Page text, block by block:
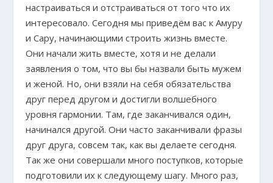
настраиваться и отстраиваться от того что их
интересовало. Сегодня мы приведём вас к Амуру
и Сару, начинающими строить жизнь вместе.
Они начали жить вместе, хотя и не делали
заявления о том, что вы бы назвали быть мужем
и женой. Но, они взяли на себя обязательства
друг перед другом и достигли волшебного
уровня гармонии. Там, где заканчивался один,
начинался другой. Они часто заканчивали фразы
друг друга, совсем так, как вы делаете сегодня.
Так же они совершали много поступков, которые
подготовили их к следующему шагу. Много раз,